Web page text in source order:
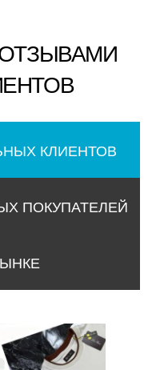
КЛИЕНТОВ
ПОКУПАТЕЛЕЙ